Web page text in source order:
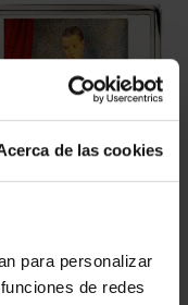
de las cookies
para personalizar
de redes
€163.00